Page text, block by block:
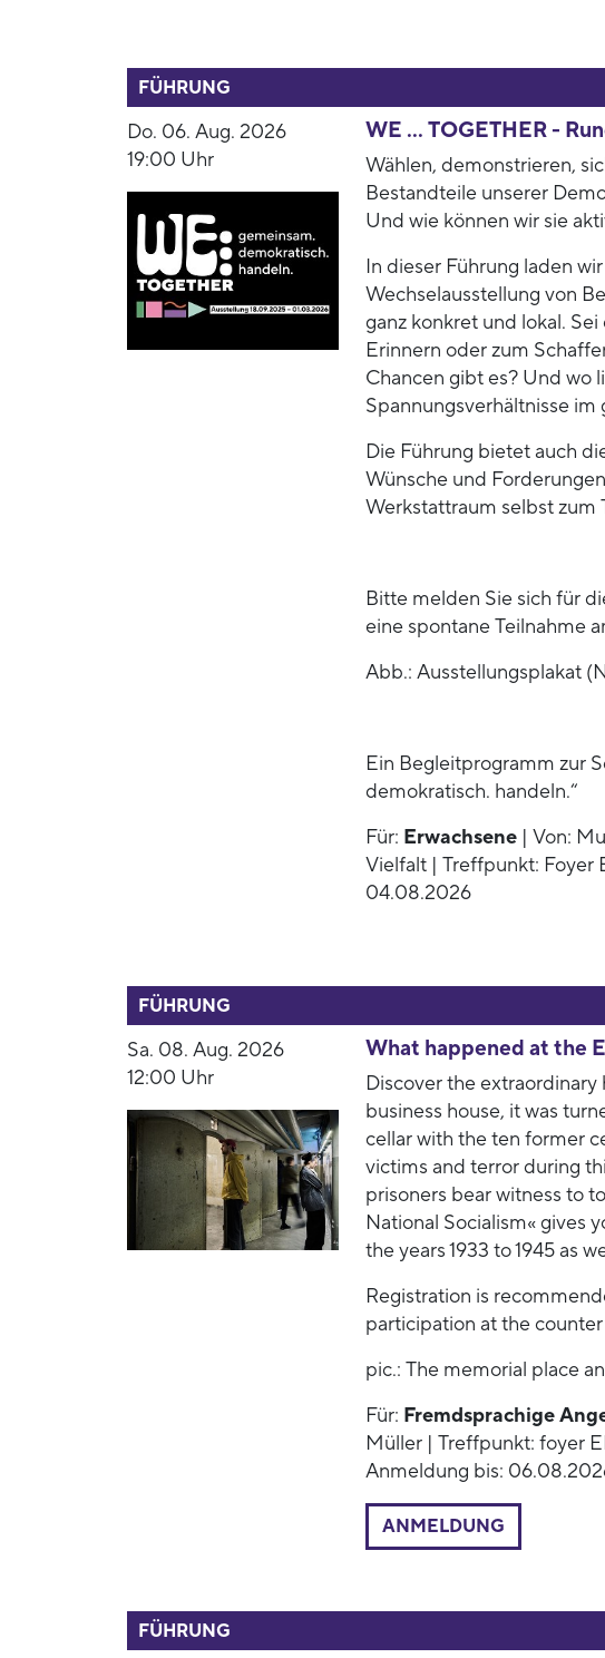
FÜHRUNG
Do. 06. Aug. 2026
19:00 Uhr
WE ... TOGETHER -
Wählen, demonstrieren,
Bestandteile unserer
Und wie können wir sie
In dieser Führung laden
Wechselausstellung von
ganz konkret und lokal.
Erinnern oder zum
Chancen gibt es? Und wo
Spannungsverhältnisse
Die Führung bietet auch
Wünsche und
Werkstattraum selbst zum
Bitte melden Sie sich für
eine spontane Teilnahme
Abb.: Ausstellungsplakat
Ein Begleitprogramm zur
demokratisch. handeln.“
Für: Erwachsene| Von:
Vielfalt | Treffpunkt: Foyer
04.08.2026
FÜHRUNG
Sa. 08. Aug. 2026
12:00 Uhr
What happened at the
Discover the
business house, it was
cellar with the ten former
victims and terror during
prisoners bear witness to
National Socialism« gives
the years 1933 to 1945 as
Registration is
participation at the
pic.: The memorial place
Für: Fremdsprachige
Müller | Treffpunkt: foyer
Anmeldung bis:
ANMELDUNG
FÜHRUNG